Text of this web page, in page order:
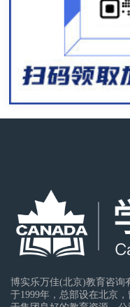
博实乐万佳(北京)教育咨询
于1999年，总部设在北京